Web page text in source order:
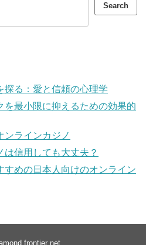
Search
探る：愛と信頼の心理学
を最小限に抑えるための効果的
ンラインカジノ
は信用しても大丈夫？
すめの日本人向けのオンライン
frontier net